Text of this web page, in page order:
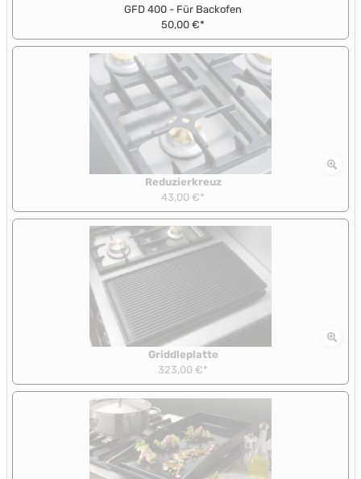
GFD 400 - Für Backofen
50,00 €*
Reduzierkreuz
43,00 €*
Griddleplatte
323,00 €*